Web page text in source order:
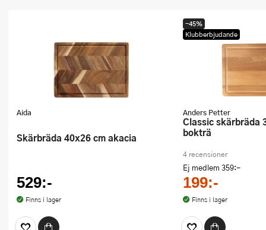
Aida
Skärbräda 40x26 cm akacia
529:-
Finns i lager
Anders Petter
Classic skärbräda 38x28 cm
bokträ
4 recensioner
Ej medlem 359:-
199:-
Finns i lager
-45%
Klubberbjudande